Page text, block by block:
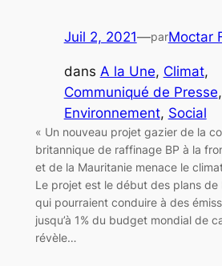
Juil 2, 2021—parMoctar
dans A la Une, Climat
Communiqué de Presse,
Environnement, Social
« Un nouveau projet gazier de la
britannique de raffinage BP à la
et de la Mauritanie menace le
Le projet est le début des plans de
qui pourraient conduire à des
jusqu’à 1% du budget mondial de
révèle…